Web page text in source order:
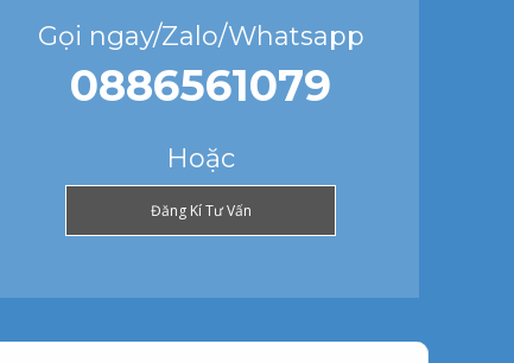
Gọi ngay/Zalo/Whatsapp
0886561079
Hoặc
Đăng Kí Tư Vấn